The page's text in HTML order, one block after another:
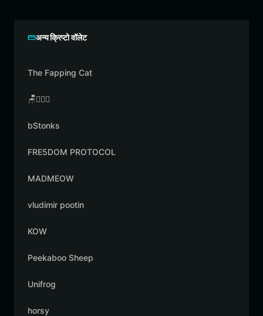
अन्य क्रिप्टो वॉलेट
The Fapping Cat
🪑👳🏾‍♂️
bStonks
FRE5DOM PROTOCOL
MADMEOW
vludimir pootin
KOW
Peekaboo Sheep
Unifrog
horsy